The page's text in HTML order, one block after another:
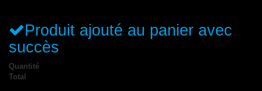
Produit ajouté au panier avec
succès
Quantité
Total